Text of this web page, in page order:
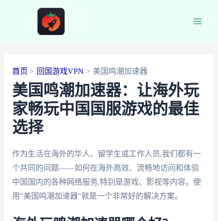
首页 回国游戏VPN 美国鸣潮加速器
美国鸣潮加速器：让海外玩
家畅玩中国国服游戏的最佳
选择
作为生活在海外的华人、留学生或工作人员,我们都有一
个共同的问题——如何在海外高效、流畅地访问和体验
中国国内的各种网络服务,特别是游戏、影视等内容。使
用"美国鸣潮加速器"就是一个非常好的解决方案。